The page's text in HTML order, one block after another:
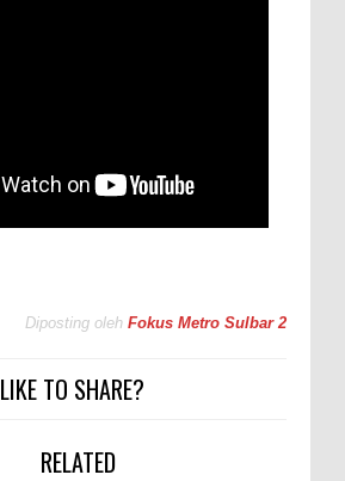
Diposting oleh Fokus Metro Sulbar 2
LIKE TO SHARE?
RELATED